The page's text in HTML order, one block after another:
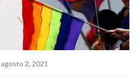
2, 2021